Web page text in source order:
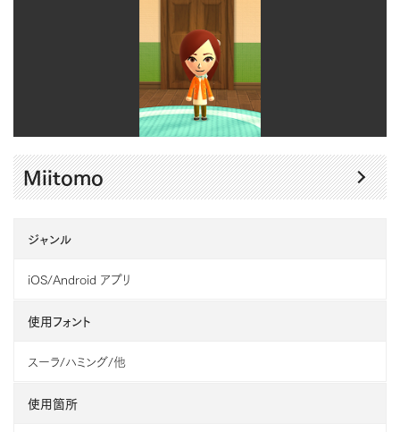
Miitomo
ジャンル
iOS/Android アプリ
使用フォント
スーラ/ハミング/他
使用箇所